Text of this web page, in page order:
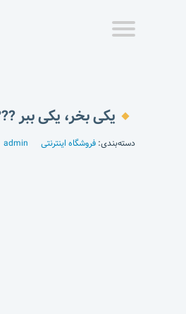
یکی بخر، یکی ببر
دسته‌بندی: فروشگاه اینترنتی admin